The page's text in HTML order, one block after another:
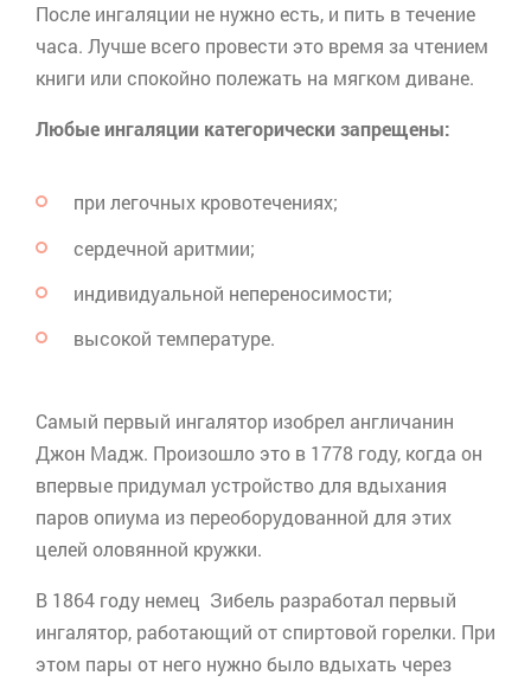
После ингаляции не нужно есть, и пить в течение
часа. Лучше всего провести это время за чтением
книги или спокойно полежать на мягком диване.
Любые ингаляции категорически запрещены:
при легочных кровотечениях;
сердечной аритмии;
индивидуальной непереносимости;
высокой температуре.
Самый первый ингалятор изобрел англичанин
Джон Мадж. Произошло это в 1778 году, когда он
впервые придумал устройство для вдыхания
паров опиума из переоборудованной для этих
целей оловянной кружки.
В 1864 году немец Зибель разработал первый
ингалятор, работающий от спиртовой горелки. При
этом пары от него нужно было вдыхать через